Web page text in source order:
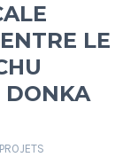
LE
DONKA
PROJETS